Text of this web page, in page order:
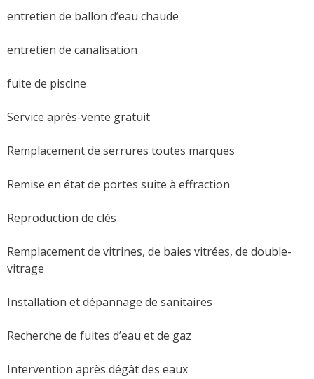
entretien de ballon d’eau chaude
entretien de canalisation
fuite de piscine
Service après-vente gratuit
Remplacement de serrures toutes marques
Remise en état de portes suite à effraction
Reproduction de clés
Remplacement de vitrines, de baies vitrées, de double-
vitrage
Installation et dépannage de sanitaires
Recherche de fuites d’eau et de gaz
Intervention après dégât des eaux